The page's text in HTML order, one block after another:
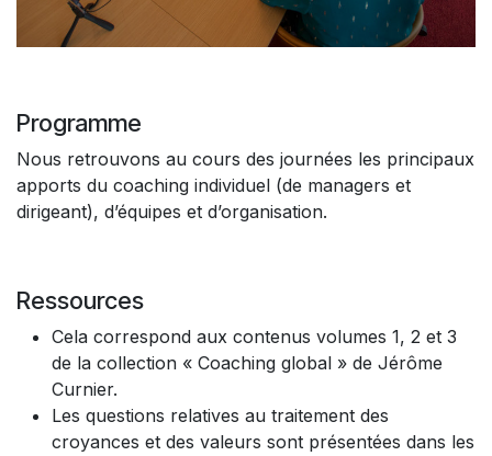
Programme
Nous retrouvons au cours des journées les principaux
apports du coaching individuel (de managers et
dirigeant), d’équipes et d’organisation.
Ressources
Cela correspond aux contenus volumes 1, 2 et 3
de la collection « Coaching global » de Jérôme
Curnier.
Les questions relatives au traitement des
croyances et des valeurs sont présentées dans les